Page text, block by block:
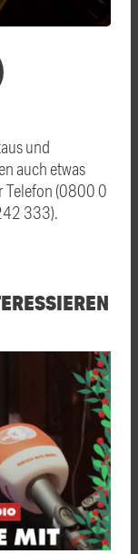
und
auch etwas
Telefon (0800 0
333).